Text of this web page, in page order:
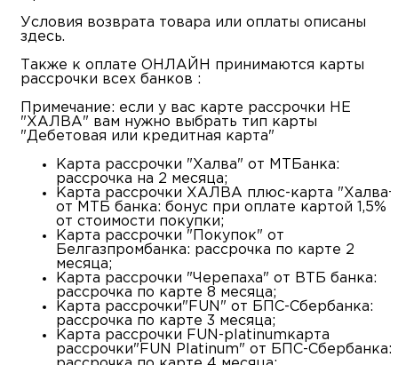
Условия возврата товара или оплаты описаны
здесь.
Также к оплате ОНЛАЙН принимаются карты
рассрочки всех банков :
Примечание: если у вас карте рассрочки НЕ
"ХАЛВА" вам нужно выбрать тип карты
"Дебетовая или кредитная карта"
Карта рассрочки "Халва" от МТБанка:
рассрочка на 2 месяца;
Карта рассрочки ХАЛВА плюс-карта
от МТБ банка: бонус при оплате картой 1,5%
от стоимости покупки;
Карта рассрочки "Покупок" от
Белгазпромбанка: рассрочка по карте 2
месяца;
Карта рассрочки "Черепаха" от ВТБ банка:
рассрочка по карте 8 месяца;
Карта рассрочки"FUN" от БПС-Сбербанка:
рассрочка по карте 3 месяца;
Карта рассрочки FUN-platinumкарта
рассрочки"FUN Platinum" от БПС-Сбербанка: